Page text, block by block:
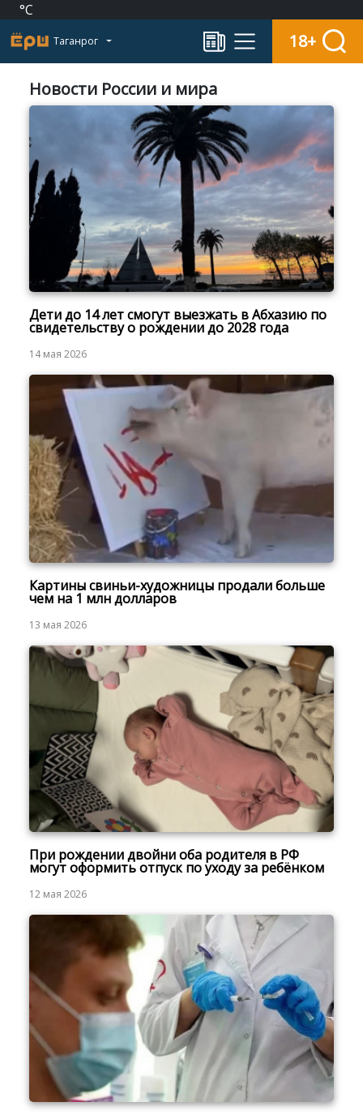
°C
Таганрог 18+
Новости России и мира
Дети до 14 лет смогут выезжать в Абхазию по
свидетельству о рождении до 2028 года
14 мая 2026
Картины свиньи-художницы продали больше
чем на 1 млн долларов
13 мая 2026
При рождении двойни оба родителя в РФ
могут оформить отпуск по уходу за ребёнком
12 мая 2026